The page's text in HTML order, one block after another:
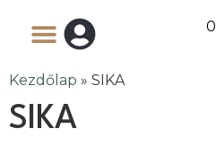
0
Kezdőlap » SIKA
SIKA